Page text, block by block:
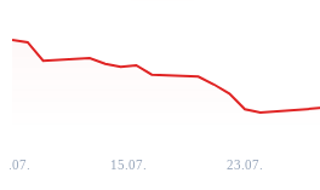
15.07. 23.07.